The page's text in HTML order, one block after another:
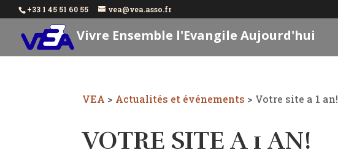
+33 1 45 51 60 55 vea@vea.asso.fr
Vivre Ensemble l'Evangile Aujourd'hui
VEA > Actualités et événements > Votre site a 1 an!
VOTRE SITE A 1 AN!